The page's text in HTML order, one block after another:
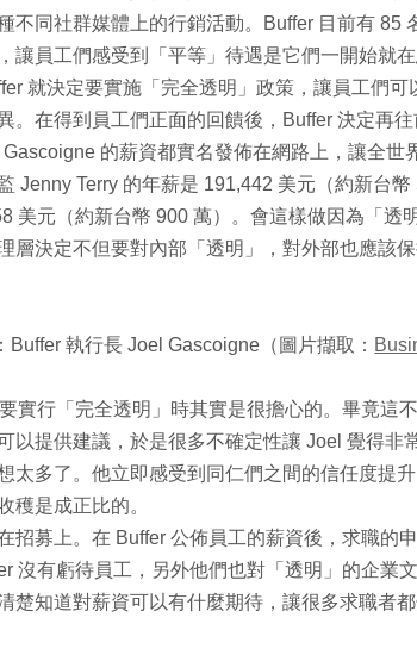
不同社群媒體上的行銷活動。Buffer 目前有 85
讓員工們感受到「平等」待遇是它們一開始就在
就決定要實施「完全透明」政策，讓員工們可
。在得到員工們正面的回饋後，Buffer 決定再
的薪資都實名發佈在網路上，讓全世
Jenny Terry 的年薪是 191,442 美元（約新台
美元（約新台幣 900 萬）。會這樣做因為「透
層決定不但要對內部「透明」，對外部也應該保
Buffer 執行長 Joel Gascoigne（圖片擷取：
實行「完全透明」時其實是很擔心的。畢竟這
以提供建議，於是很多不確定性讓 Joel 覺得非
太多了。他立即感受到同仁們之間的信任度提
穫是成正比的。
招募上。在 Buffer 公佈員工的薪資後，求職的
沒有虧待員工，另外他們也對「透明」的企業
楚知道對薪資可以有什麼期待，讓很多求職者都